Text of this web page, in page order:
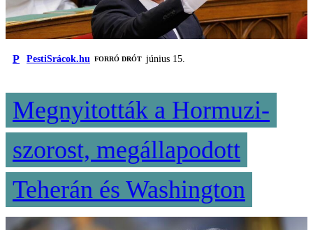
P PestiSrácok.hu FORRÓ DRÓT június 15.
Megnyitották a Hormuzi-
szorost, megállapodott
Teherán és Washington